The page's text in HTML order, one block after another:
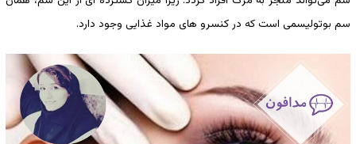
سم بوتولیسمی است که در کنسرو های مواد غذایی وجود دارد.